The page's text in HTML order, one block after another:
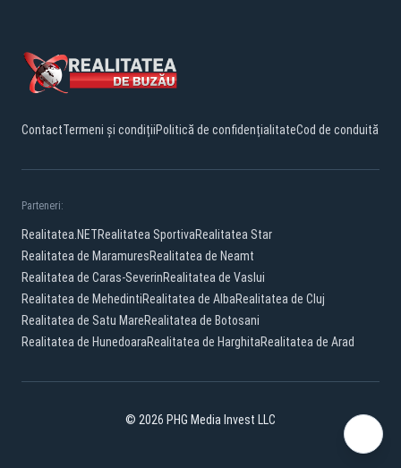
ContactTermeni și condițiiPolitică de confidențialitateCod de conduită
Parteneri:
Realitatea.NETRealitatea SportivaRealitatea Star
Realitatea de MaramuresRealitatea de Neamt
Realitatea de Caras-SeverinRealitatea de Vaslui
Realitatea de MehedintiRealitatea de AlbaRealitatea de Cluj
Realitatea de Satu MareRealitatea de Botosani
Realitatea de HunedoaraRealitatea de HarghitaRealitatea de Arad
© 2026 PHG Media Invest LLC